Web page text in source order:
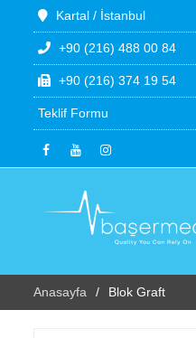
Kartal / İstanbul
+90 (216) 488 00 84
+90 (216) 374 19 54
Teklif Formu
Anasayfa Blok Graft